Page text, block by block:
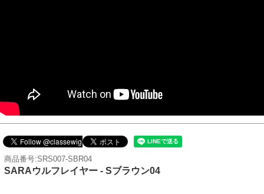
商品番号:SRS007-SBR04
SARAウルフレイヤー - Sブラウン04